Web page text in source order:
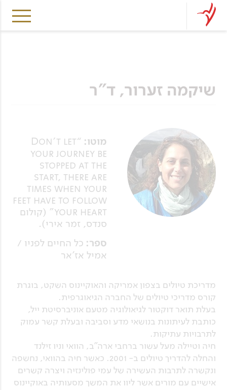
שיקמה זערור, ד"ר
מוטו:
“Don’t let
your journey be
stopped at the
start, there are
times when your
feet have to follow
your heart” (קולום
סנדס, זמר אירי).
ספר: כל החיים לפניו /
אמיל אז'אר
מדריכת טיולים בצפון אמריקה והאוקיינוס השקט, בוגרת
קורס מדריכי טיולים של החברה הגיאוגרפית.
בעלת תואר דוקטור לגיאולוגיה מטעם אוניברסיטת ייל,
כותבת לעיתונות בנושאי מדע וסביבה ובעלת קשר עמוק
לתרבויות עתיקות.
חיה וטיילה מעל עשור ברחבי ארה"ב, הוואי וניו זילנד
והחלה להדריך טיולים ב- 2001. כאשר חיה בהוואי, נחשפה
ונקשרה לתרבות העשירה של עמי פולינזיה ויצרה קשרים
אישיים עם מורים אשר ליוו את המשך מסעותיה באוקיינוס